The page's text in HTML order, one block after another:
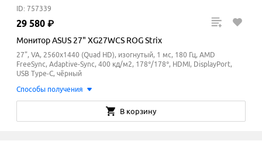
ID: 757339
29 580 ₽
Монитор ASUS 27" XG27WCS ROG Strix
27", VA, 2560x1440 (Quad HD), изогнутый, 1 мс, 180 Гц, AMD
FreeSync, Adaptive-Sync, 400 кд/м2, 178°/178°, HDMI, DisplayPort,
USB Type-C, чёрный
Способы получения
В корзину